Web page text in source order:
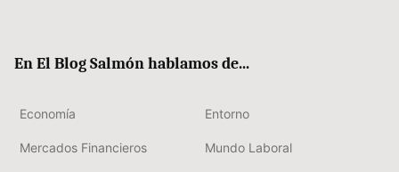
En El Blog Salmón hablamos de...
Economía Entorno
Mercados Financieros Mundo Laboral